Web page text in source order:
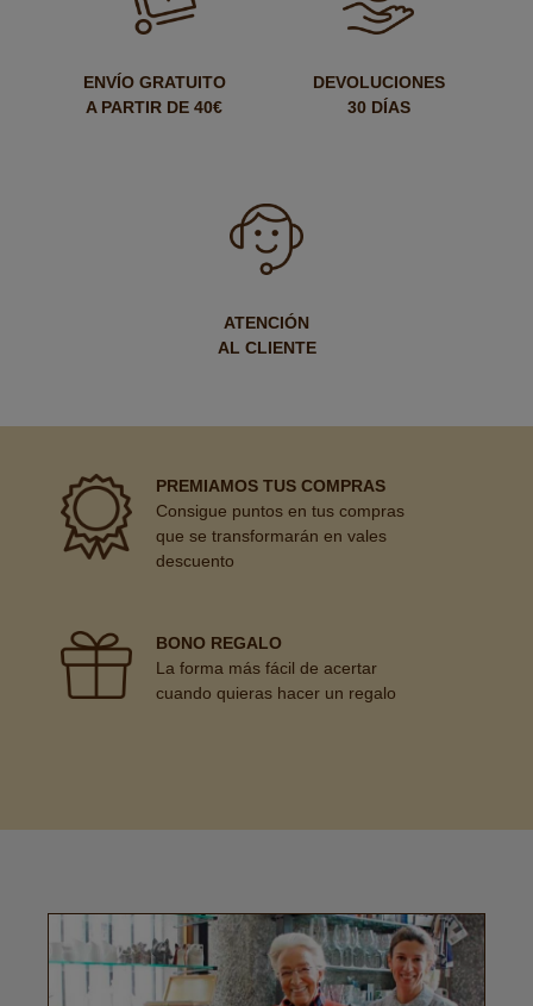
ENVÍO GRATUITO
A PARTIR DE 40€
DEVOLUCIONES
30 DÍAS
ATENCIÓN
AL CLIENTE
PREMIAMOS TUS COMPRAS
Consigue puntos en tus compras
que se transformarán en vales
descuento
BONO REGALO
La forma más fácil de acertar
cuando quieras hacer un regalo